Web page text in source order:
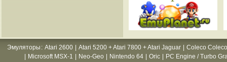
Эмуляторы : Atari 2600 Atari 5200 + Atari 7800 + Atari Jaguar
Coleco
Microsoft MSX-1 Neo-Geo Nintendo 64 Oric PC Engine / Turbo